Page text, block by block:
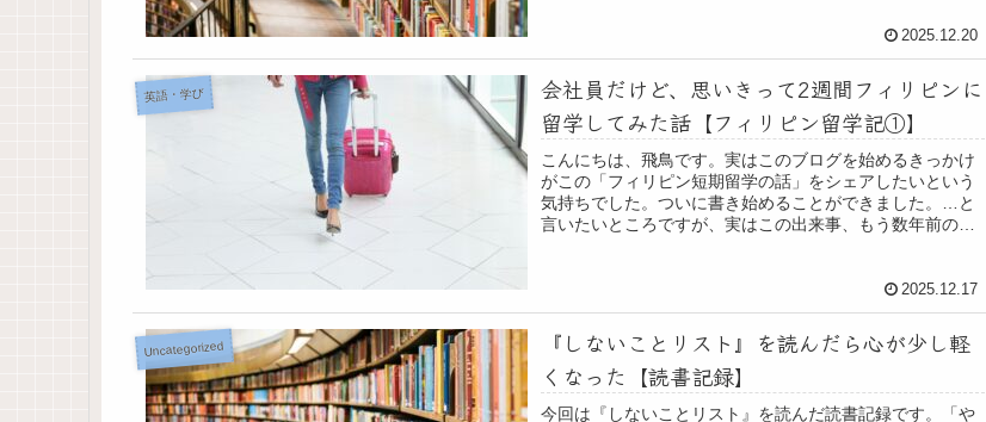
2025.12.20
英語・学び
会社員だけど、思いきって2週間フィリピンに
留学してみた話【フィリピン留学記①】
こんにちは、飛鳥です。実はこのブログを始めるきっかけ
がこの「フィリピン短期留学の話」をシェアしたいという
気持ちでした。ついに書き始めることができました。…と
言いたいところですが、実はこの出来事、もう数年前のこ
2025.12.17
Uncategorized
『しないことリスト』を読んだら心が少し軽
くなった【読書記録】
今回は『しないことリスト』を読んだ読書記録です。「や